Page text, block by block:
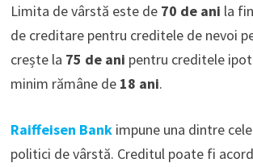
Limita de vârstă este de 70 de ani la
de creditare pentru creditele de nevoi
crește la 75 de ani pentru creditele
minim rămâne de 18 ani.
Raiffeisen Bankimpune una dintre
politici de vârstă. Creditul poate fi